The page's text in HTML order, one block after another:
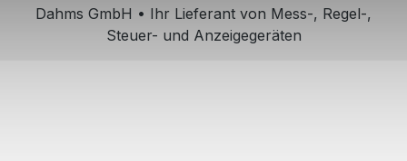
Dahms GmbH • Ihr Lieferant von Mess-, Regel-,
Steuer- und Anzeigegeräten